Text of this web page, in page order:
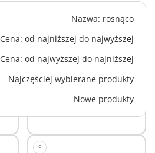
Nazwa: rosnąco
Cena: od najniższej do najwyższej
Cena: od najwyższej do najniższej
Najczęściej wybierane produkty
Nowe produkty
71632 - Racing: Wrestler
84,99 zł
Dodaj do koszyka
S